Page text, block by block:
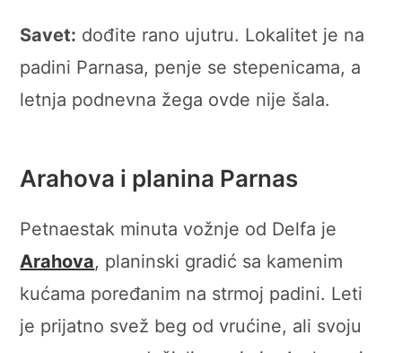
Savet: dođite rano ujutru. Lokalitet je na
padini Parnasa, penje se stepenicama, a
letnja podnevna žega ovde nije šala.
Arahova i planina Parnas
Petnaestak minuta vožnje od Delfa je
Arahova, planinski gradić sa kamenim
kućama poređanim na strmoj padini. Leti
je prijatno svež beg od vrućine, ali svoju